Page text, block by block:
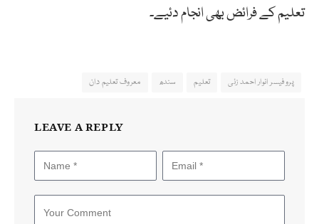
تعلیم کے فرائض بھی انجام دئیے۔
پروفیسر انوار احمد زئی تعلیم سندھ معروف تعلیم دان
LEAVE A REPLY